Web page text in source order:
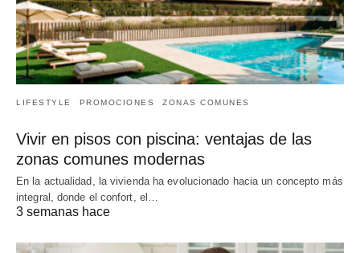
LIFESTYLE PROMOCIONES ZONAS COMUNES
Vivir en pisos con piscina: ventajas de las
zonas comunes modernas
En la actualidad, la vivienda ha evolucionado hacia un concepto más
integral, donde el confort, el…
3 semanas hace